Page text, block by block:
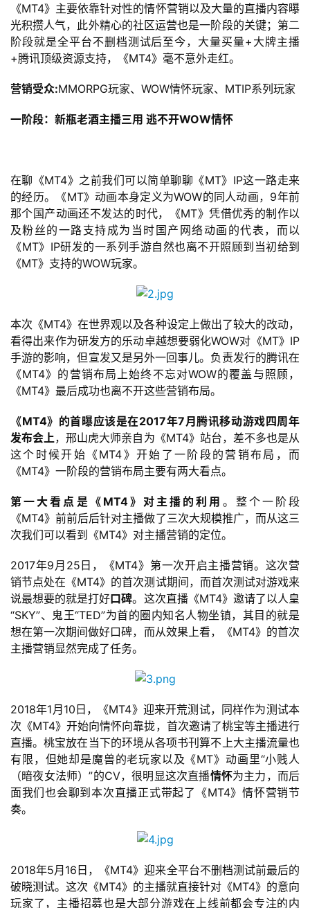
首
页
游
游
戏
业
界
戏
《MT4》主要依靠针对性的情怀营销以及大量的直播内容曝
光积攒人气，此外精心的社区运营也是一阶段的关键；第二
阶段就是全平台不删档测试后至今，大量买量+大牌主播
+腾讯顶级资源支持，《MT4》毫不意外走红。
营销受众:MMORPG玩家、WOW情怀玩家、MTIP系列玩家
一阶段：新瓶老酒主播三用 逃不开WOW情怀
在聊《MT4》之前我们可以简单聊聊《MT》IP这一路走来
的经历。《MT》动画本身定义为WOW的同人动画，9年前
那个国产动画还不发达的时代，《MT》凭借优秀的制作以
及粉丝的一路支持成为当时国产网络动画的代表，而以
《MT》IP研发的一系列手游自然也离不开照顾到当初给到
《MT》支持的WOW玩家。
本次《MT4》在世界观以及各种设定上做出了较大的改动，
看得出来作为研发方的乐动卓越想要弱化WOW对《MT》IP
手游的影响，但宣发又是另外一回事儿。负责发行的腾讯在
《MT4》的营销布局上始终不忘对WOW的覆盖与照顾，
《MT4》最后成功也离不开这些营销布局。
《MT4》的首曝应该是在2017年7月腾讯移动游戏四周年
发布会上，邢山虎大师亲自为《MT4》站台，差不多也是从
这个时候开始《MT4》开始了一阶段的营销布局，而
《MT4》一阶段的营销布局主要有两大看点。
第一大看点是《MT4》对主播的利用 。整个一阶段
《MT4》前前后后针对主播做了三次大规模推广，而从这三
次我们可以看到《MT4》对主播营销的定位。
2017年9月25日，《MT4》第一次开启主播营销。这次营
销节点处在《MT4》的首次测试期间，而首次测试对游戏来
说最想要的就是打好口碑。这次直播《MT4》邀请了以人皇
“SKY”、鬼王“TED”为首的圈内知名人物坐镇，其目的就是
想在第一次期间做好口碑，而从效果上看，《MT4》的首次
主播营销显然完成了任务。
2018年1月10日，《MT4》迎来开荒测试，同样作为测试本
次《MT4》开始向情怀向靠拢，首次邀请了桃宝等主播进行
直播。桃宝放在当下的环境从各项书刊算不上大主播流量也
有限，但她却是魔兽的老玩家以及《MT》动画里“小贱人
（暗夜女法师）”的CV，很明显这次直播情怀为主力，而后
面我们也会聊到本次直播正式带起了《MT4》情怀营销节
奏。
2018年5月16日，《MT4》迎来全平台不删档测试前最后的
破晓测试。这次《MT4》的主播就直接针对《MT4》的意向
玩家了，主播招募也是大部分游戏在上线前都会专注的内